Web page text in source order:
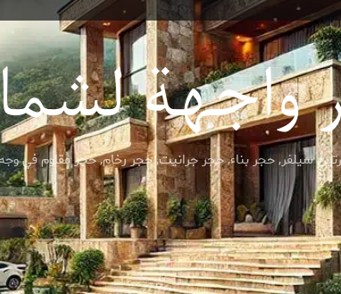
سيلفر,حجر بناء,حجر جرانيت,حجر رخام,حجر مقاوم في وجه